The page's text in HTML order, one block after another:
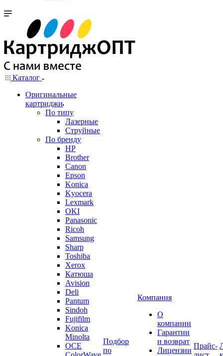
Каталог
Оригинальные
картриджи
По типу
Лазерные
Струйные
По бренду
HP
Brother
Canon
Epson
Konica
Kyocera
Lexmark
OKI
Panasonic
Ricoh
Samsung
Sharp
Toshiba
Xerox
Катюша
Avision
Deli
Pantum
Sindoh
Fujifilm
Konica
Minolta
OCE
Подбор
по
Компания
О
компании
Гарантии
и возврат
Лицензии
Прайс-